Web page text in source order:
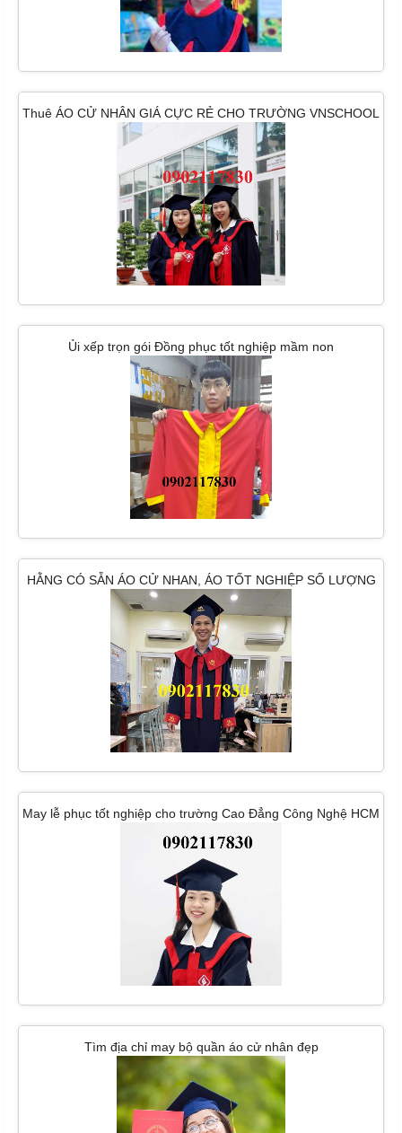
Thuê ÁO CỬ NHÂN GIÁ CỰC RẺ CHO TRƯỜNG VNSCHOOL
Ủi xếp trọn gói Đồng phục tốt nghiệp mầm non
HẰNG CÓ SẴN ÁO CỬ NHAN, ÁO TỐT NGHIỆP SỐ LƯỢNG
LỚN _Tp HCM
May lễ phục tốt nghiệp cho trường Cao Đẳng Công Nghệ HCM
Tìm địa chỉ may bộ quần áo cử nhân đẹp